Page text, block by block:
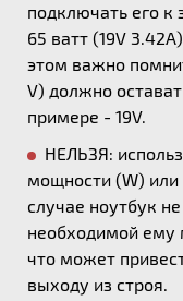
подключать его к
65 ватт (19V
этом важно
V) должно
примере - 19V.
НЕЛЬЗЯ:
мощности (W)
случае ноутбук
необходимой ему
что может
выходу из строя.